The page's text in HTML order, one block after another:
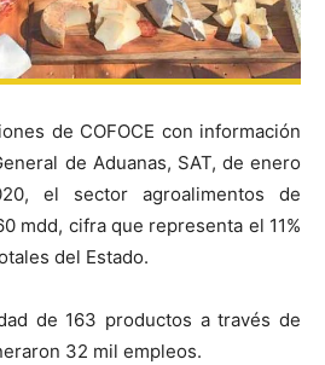
de COFOCE con información
de Aduanas, SAT, de enero
el sector agroalimentos de
mdd, cifra que representa el 11%
del Estado.
de 163 productos a través de
32 mil empleos.